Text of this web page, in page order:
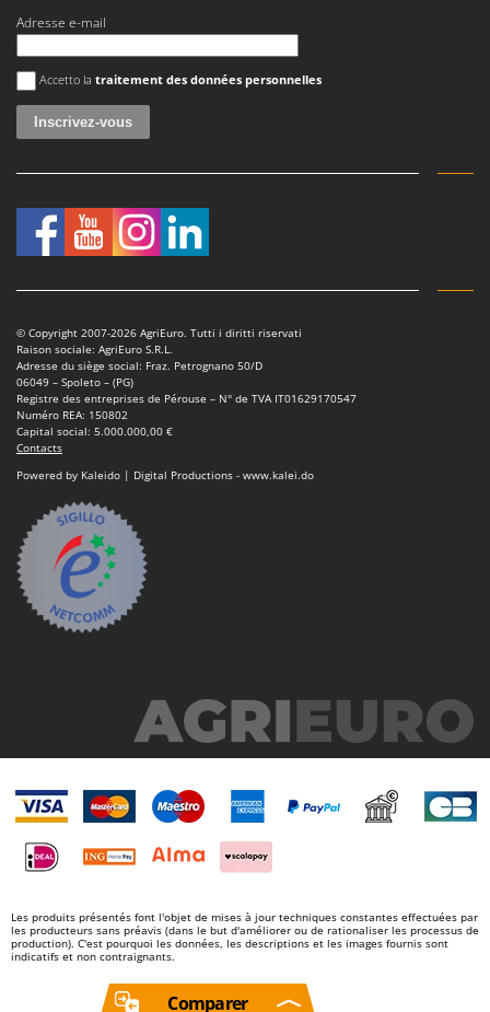
Scies alternatives à batterie
Scies de jardin télescopiques
Sécateurs électriques à batterie
Sécateurs et Échenilloirs manuels
Sécateurs pneumatiques
Semoirs et Épandeurs d'engrais
Socs pour tracteur
Soufreuses - Poudreuses pour tracteur
T
Taille-haies
Taille-haies à bras pour tracteur
Tondeuses à Gazon
Tondeuses autoportées
Tondeuses débroussailleuses thermiques
Trancheuses
Trancheuses de sol
Tronçonneuses
V
Vêtements de Sécurité
Vibroculteurs à tracteur
Intec
Italyco
ITM
J JOLLY ITALIA
KAAZ
Kemper
Keter
KitchenAid
Komo
Laica
Lampacrescia - MGM
Landxcape
LAR Casalinghi
Lavor
M
M.A.I.BO.
Macom
Macte Ovens
MAMMAMIA
Marcato
Marina Systems
Adresse e-mail
Une erreur est survenue
Accetto la traitement des données personnelles
© Copyright 2007-2026 AgriEuro. Tutti i diritti riservati
Raison sociale: AgriEuro S.R.L.
Adresse du siège social: Fraz. Petrognano 50/D
06049 – Spoleto – (PG)
Registre des entreprises de Pérouse – N° de TVA IT01629170547
Numéro REA: 150802
Capital social: 5.000.000,00 €
Contacts
Powered by Kaleido | Digital Productions - www.kalei.do
Les produits présentés font l'objet de mises à jour techniques constantes effectuées par
les producteurs sans préavis (dans le but d'améliorer ou de rationaliser les processus de
production). C'est pourquoi les données, les descriptions et les images fournis sont
indicatifs et non contraignants.
Comparer